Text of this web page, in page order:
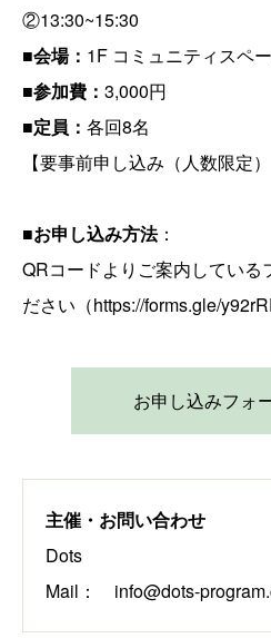
②13:30~15:30
■会場： 1F コミュニティスペ
■参加費： 3,000円
■定員： 各回8名
【要事前申し込み（人数限定）
■お申し込み方法：
QRコードよりご案内している
ださい（https://forms.gle/
お申し込みフォ
主催・お問い合わせ
Dots
Mail： info@dots-